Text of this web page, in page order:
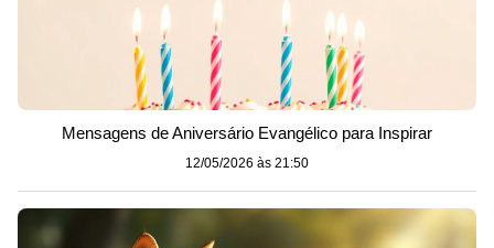
Mensagens de Aniversário Evangélico para Inspirar
12/05/2026 às 21:50